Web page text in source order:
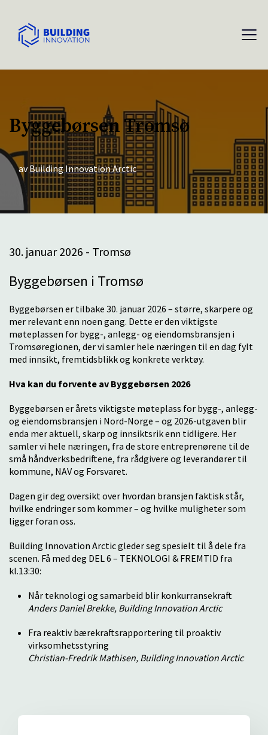
Byggebørsen Tromsø
avBuilding Innovation Arctic
30. januar 2026 - Tromsø
Byggebørsen i Tromsø
Byggebørsen er tilbake 30. januar 2026 – større, skarpere og
mer relevant enn noen gang. Dette er den viktigste
møteplassen for bygg-, anlegg- og eiendomsbransjen i
Tromsøregionen, der vi samler hele næringen til en dag fylt
med innsikt, fremtidsblikk og konkrete verktøy.
Hva kan du forvente av Byggebørsen 2026
Byggebørsen er årets viktigste møteplass for bygg-, anlegg-
og eiendomsbransjen i Nord-Norge – og 2026-utgaven blir
enda mer aktuell, skarp og innsiktsrik enn tidligere. Her
samler vi hele næringen, fra de store entreprenørene til de
små håndverksbedriftene, fra rådgivere og leverandører til
kommune, NAV og Forsvaret.
Dagen gir deg oversikt over hvordan bransjen faktisk står,
hvilke endringer som kommer – og hvilke muligheter som
ligger foran oss.
Building Innovation Arctic gleder seg spesielt til å dele fra
scenen. Få med deg DEL 6 – TEKNOLOGI & FREMTID fra
kl.13:30:
Når teknologi og samarbeid blir konkurransekraft
Anders Daniel Brekke, Building Innovation Arctic
Fra reaktiv bærekraftsrapportering til proaktiv
virksomhetsstyring
Christian-Fredrik Mathisen, Building Innovation Arctic